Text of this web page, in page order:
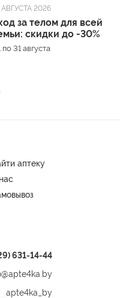
АВГУСТА 2026
за телом для всей
скидки до -30%
по 31 августа
аптеку
631-14-44
apte4ka_by